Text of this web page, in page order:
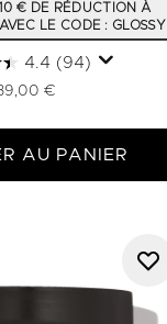
€ DE RÉDUCTION À
LE CODE : GLOSSY
4.4 (94)
€
AU PANIER